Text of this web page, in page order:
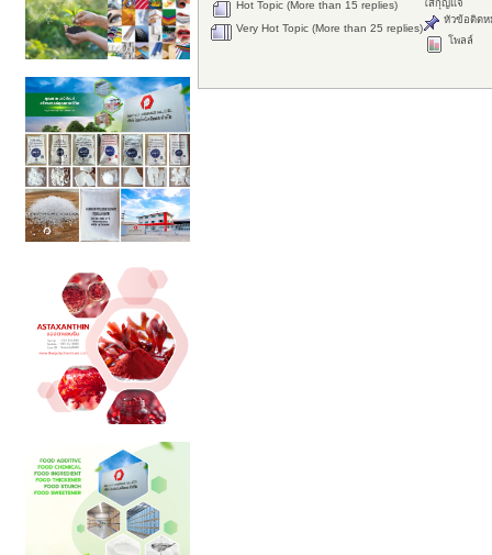
Hot Topic (More than 15 replies)
Very Hot Topic (More than 25 replies)
ใส่กุญแจ
หัวข้อติดห
โพลล์